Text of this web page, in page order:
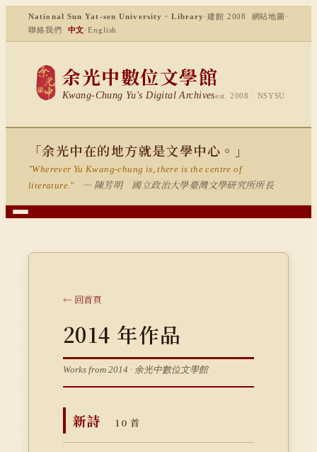
National Sun Yat-sen University · Library ·建館 2008 網站地圖 ·
聯絡我們
中文·English
余光中數位文學館
Kwang-Chung Yu's Digital Archivesest. 2008 · NSYSU
「余光中在的地方就是文學中心。」
"Wherever Yu Kwang-chung is, there is the centre of
literature."
— 陳芳明 國立政治大學臺灣文學研究所所長
← 回首頁
2014 年作品
Works from 2014 · 余光中數位文學館
新詩 10 首